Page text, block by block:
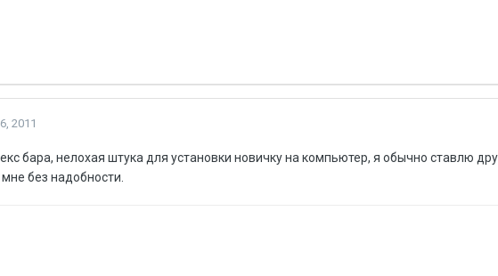
2011
бара, нелохая штука для установки новичку на компьютер, я обычно ставлю
без надобности.